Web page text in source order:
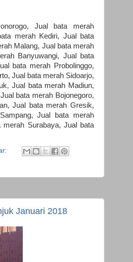
Jual bata merah
merah Kediri, Jual bata
Malang, Jual bata merah
Banyuwangi, Jual bata
bata merah Probolinggo,
Jual bata merah Sidoarjo,
Jual bata merah Madiun,
bata merah Bojonegoro,
Jual bata merah Gresik,
Jual bata merah
Surabaya, Jual bata
Januari 2018